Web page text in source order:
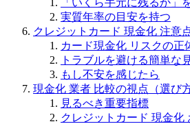
実質年率の目安を持つ
クレジットカード 現金化 注意
カード現金化 リスクの正
トラブルを避ける簡単な
もし不安を感じたら
現金化 業者 比較の視点（選び
見るべき重要指標
クレジットカード 現金化